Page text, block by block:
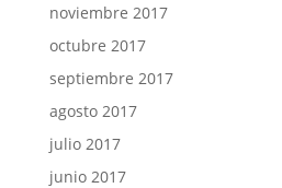
noviembre 2017
octubre 2017
septiembre 2017
agosto 2017
julio 2017
junio 2017